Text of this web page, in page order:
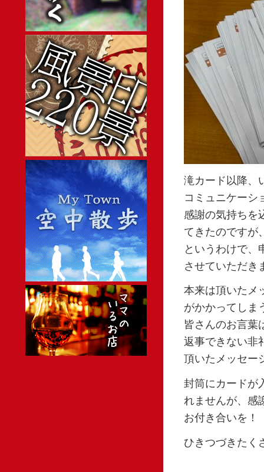
滝カード以降、
コミュニケーシ
感謝の気持ちを
てきたのですが
というわけで、
させていただき
本来は頂いたメ
がかかってしま
皆さんのお言葉
返事できない非
頂いたメッセー
封筒にカードが
れませんが、感
お付き合いを！
ひきつづきたく